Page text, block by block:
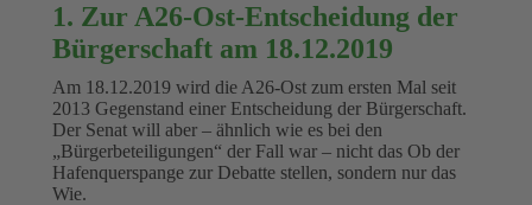
1. Zur A26-Ost-Entscheidung der
Bürgerschaft am 18.12.2019
Am 18.12.2019 wird die A26-Ost zum ersten Mal seit
2013 Gegenstand einer Entscheidung der Bürgerschaft.
Der Senat will aber – ähnlich wie es bei den
„Bürgerbeteiligungen“ der Fall war – nicht das Ob der
Hafenquerspange zur Debatte stellen, sondern nur das
Wie.